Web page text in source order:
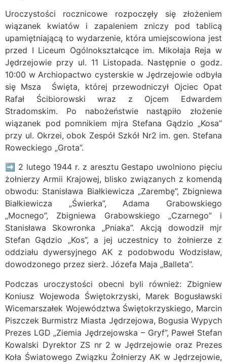
Uroczystości rocznicowe rozpoczęły się złożeniem
wiązanek kwiatów i zapaleniem zniczy pod tablicą
upamiętniającą to wydarzenie, która umiejscowiona jest
przed I Liceum Ogólnokształcące im. Mikołaja Reja w
Jędrzejowie przy ul. 11 Listopada. Następnie o godz.
10:00 w Archiopactwo cysterskie w Jędrzejowie odbyła
się Msza Święta, której przewodniczył Ojciec Opat
Rafał Ścibiorowski wraz z Ojcem Edwardem
Stradomskim. Po nabożeństwie nastąpiło złożenie
wiązanek pod pomnikiem mjra Stefana Gądzio „Kosa”
przy ul. Okrzei, obok Zespół Szkół Nr2 im. gen. Stefana
Roweckiego „Grota”.
➡ 2 lutego 1944 r. z aresztu Gestapo uwolniono pięciu
żołnierzy Armii Krajowej, blisko związanych z komendą
obwodu: Stanisława Białkiewicza „Zarembę”, Zbigniewa
Białkiewicza „Świerka”, Adama Grabowskiego
„Mocnego”, Zbigniewa Grabowskiego „Czarnego” i
Stanisława Skowronka „Pniaka”. Akcją dowodził mjr
Stefan Gądzio „Kos”, a jej uczestnicy to żołnierze z
oddziału dywersyjnego AK z podobwodu Wodzisław,
dowodzonego przez sierż. Józefa Maja „Balleta”.
Podczas uroczystości obecni byli również: Zbigniew
Koniusz Wojewoda Świętokrzyski, Marek Bogusławski
Wicemarszałek Województwa Świętokrzyskiego, Marcin
Piszczek Burmistrz Miasta Jędrzejowa, Bogusia Wypych
Prezes LGD „Ziemia Jędrzejowska – Gryf”, Paweł Stefan
Kowalski Dyrektor ZS nr 2 w Jędrzejowie oraz Prezes
Koła Światowego Związku Żołnierzy AK w Jędrzejowie,